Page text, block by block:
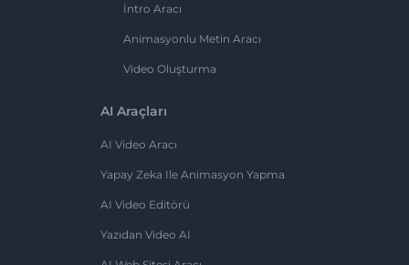
İntro Aracı
Animasyonlu Metin Aracı
Video Oluşturma
AI Araçları
AI Video Aracı
Yapay Zeka Ile Animasyon Yapma
AI Video Editörü
Yazıdan Video AI